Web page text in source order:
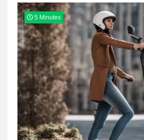
5 Minutes